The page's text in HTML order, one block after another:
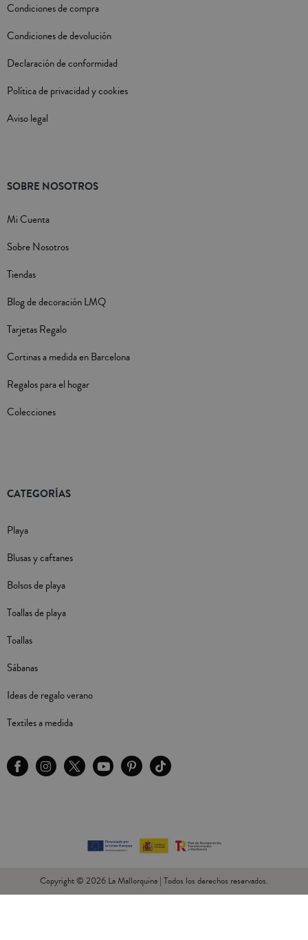
Condiciones de compra
Condiciones de devolución
Declaración de conformidad
Política de privacidad y cookies
Aviso legal
SOBRE NOSOTROS
Mi Cuenta
Sobre Nosotros
Tiendas
Blog de decoración LMQ
Tarjetas Regalo
Cortinas a medida en Barcelona
Regalos para el hogar
Colecciones
CATEGORÍAS
Playa
Blusas y caftanes
Bolsos de playa
Toallas de playa
Toallas
Sábanas
Ideas de regalo verano
Textiles a medida
Copyright © 2026 La Mallorquina | Todos los derechos reservados.